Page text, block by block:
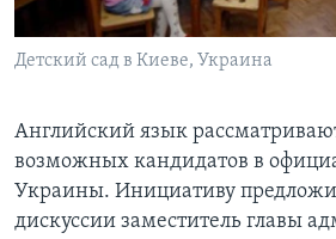
Learning English
Языки
Детский сад в Киеве, Украина
Английский язык
возможных кандидатов в
Украины. Инициативу
дискуссии заместитель главы